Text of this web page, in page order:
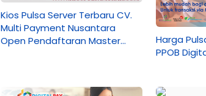
Kios Pulsa Server Terbaru CV.
Multi Payment Nusantara
Open Pendaftaran Master
Harga
PPOB